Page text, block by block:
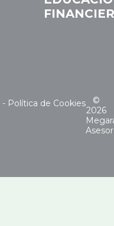
- Política de Cookies
©
2026